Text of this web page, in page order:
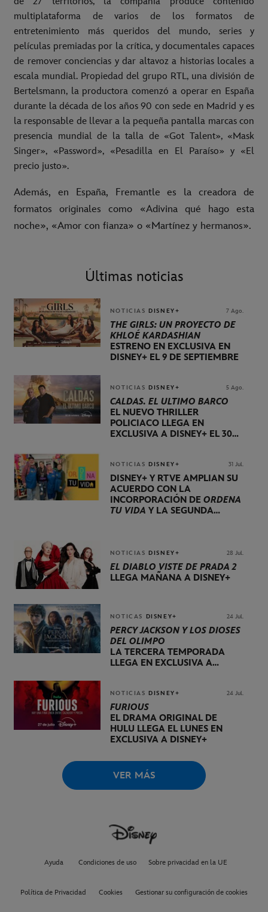
multiplataforma de varios de los formatos de
entretenimiento más queridos del mundo, series y
películas premiadas por la crítica, y documentales capaces
de remover conciencias y dar altavoz a historias locales a
escala mundial. Propiedad del grupo RTL, una división de
Bertelsmann, la productora comenzó a operar en España
durante la década de los años 90 con sede en Madrid y es
la responsable de llevar a la pequeña pantalla marcas con
presencia mundial de la talla de «Got Talent», «Mask
Singer», «Password», «Pesadilla en El Paraíso» y «El
precio justo».
Además, en España, Fremantle es la creadora de
formatos originales como «Adivina qué hago esta
noche», «Amor con fianza» o «Martínez y hermanos».
Últimas noticias
NOTICIAS DISNEY+ 7 Ago.
THE GIRLS: UN PROYECTO DE
KHLOÉ KARDASHIAN
ESTRENO EN EXCLUSIVA EN
DISNEY+ EL 9 DE SEPTIEMBRE
NOTICIAS DISNEY+ 5 Ago.
CALDAS. EL ÚLTIMO BARCO
EL NUEVO THRILLER
POLICIACO LLEGA EN
EXCLUSIVA A DISNEY+ EL 30
NOTICIAS DISNEY+ 31 Jul.
DISNEY+ Y RTVE AMPLÍAN SU
ACUERDO CON LA
INCORPORACIÓN DE ORDENA
TU VIDA Y LA SEGUNDA
NOTICIAS DISNEY+ 28 Jul.
EL DIABLO VISTE DE PRADA 2
LLEGA MAÑANA A DISNEY+
NOTICAS DISNEY+ 24 Jul.
PERCY JACKSON Y LOS DIOSES
DEL OLIMPO
LA TERCERA TEMPORADA
LLEGA EN EXCLUSIVA A
NOTICIAS DISNEY+ 24 Jul.
FURIOUS
EL DRAMA ORIGINAL DE
HULU LLEGA EL LUNES EN
EXCLUSIVA A DISNEY+
VER MÁS
Ayuda Condiciones de uso Sobre privacidad en la UE
Política de Privacidad Cookies Gestionar su configuración de cookies